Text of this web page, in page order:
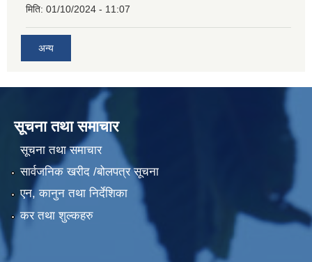
मिति: 01/10/2024 - 11:07
अन्य
सूचना तथा समाचार
सूचना तथा समाचार
सार्वजनिक खरीद /बोलपत्र सूचना
एन, कानुन तथा निर्देशिका
कर तथा शुल्कहरु